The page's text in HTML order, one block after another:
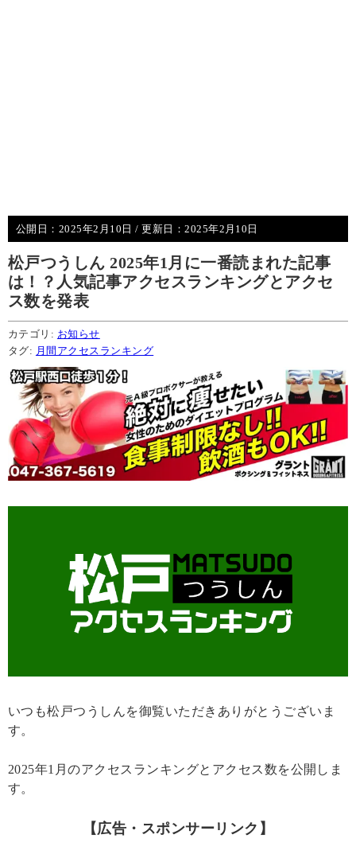
公開日： 2025年2月10日 / 更新日：2025年2月10日
松戸つうしん 2025年1月に一番読まれた記事
は！？人気記事アクセスランキングとアクセ
ス数を発表
カテゴリ: お知らせ
タグ: 月間アクセスランキング
いつも松戸つうしんを御覧いただきありがとうございま
す。
2025年1月のアクセスランキングとアクセス数を公開しま
す。
【広告・スポンサーリンク】